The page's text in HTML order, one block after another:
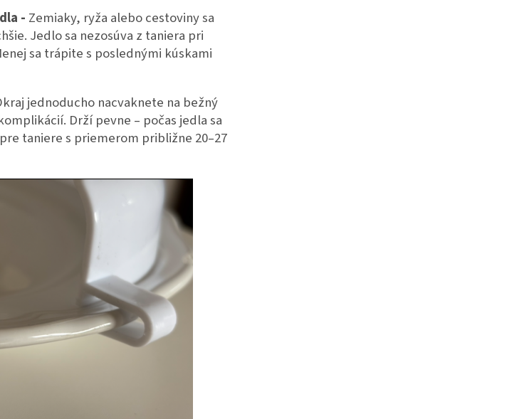
- Zemiaky, ryža alebo cestoviny sa
Jedlo sa nezosúva z taniera pri
sa trápite s poslednými kúskami
jednoducho nacvaknete na bežný
Drží pevne – počas jedla sa
taniere s priemerom približne 20–27